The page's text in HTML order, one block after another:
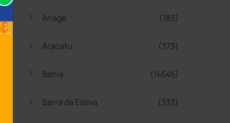
Anagé (183)
Aracatu (373)
Bahia (14545)
Barra da Estiva (333)